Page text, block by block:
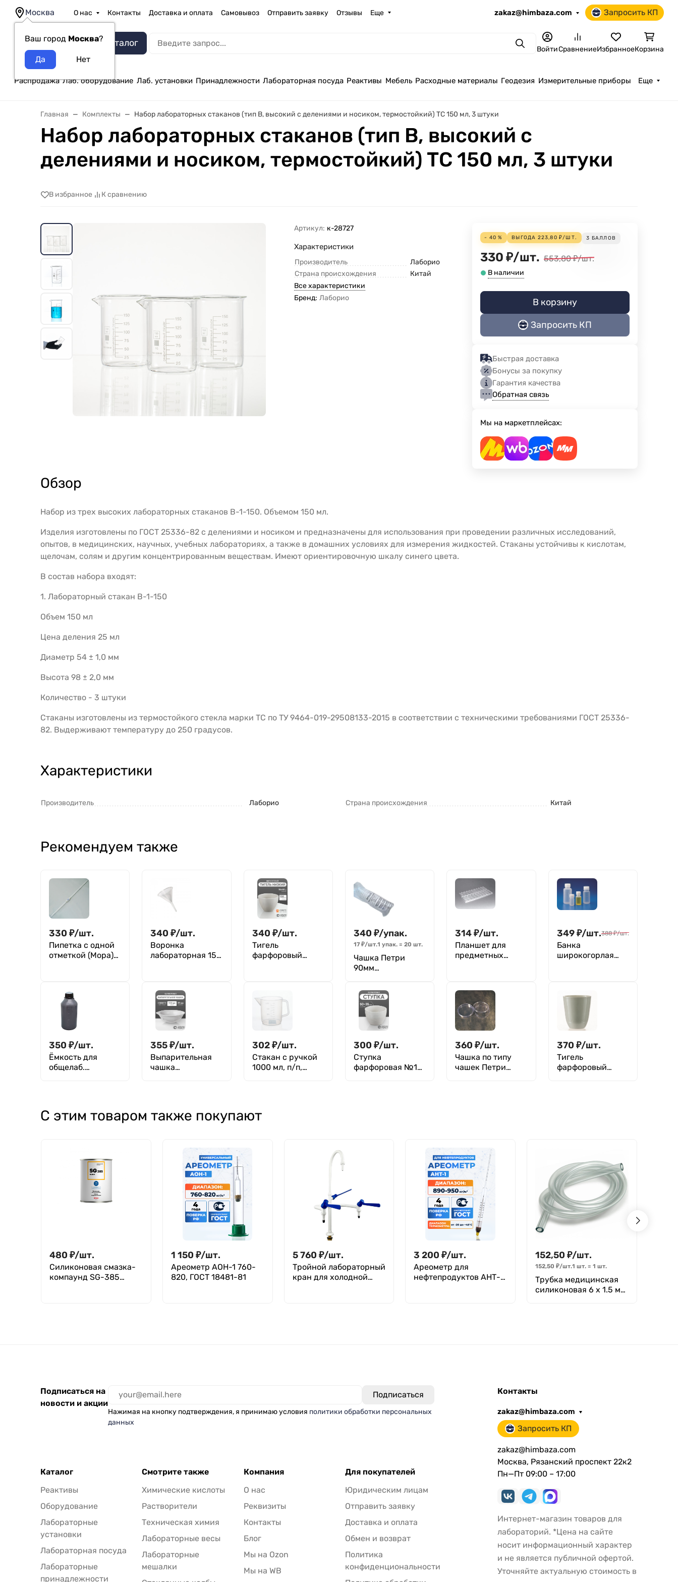
Москва
Ваш город Москва?
О нас Контакты Доставка и оплата Самовывоз Отправить заявку Отзывы Еще zakaz@himbaza.com Запросить КП
Каталог ПоискВойтиСравнениеИзбранноеКорзина
Распродажа Лаб. оборудование Лаб. установки Принадлежности Лабораторная посуда Реактивы Мебель Расходные материалы Геодезия Измерительные приборы Еще
Главная Комплекты Набор лабораторных стаканов (тип В, высокий с делениями и носиком, термостойкий) ТС 150 мл, 3 штуки
Набор лабораторных стаканов (тип В, высокий с
делениями и носиком, термостойкий) ТС 150 мл, 3 штуки
В избранное К сравнению
Артикул: к-28727
Характеристики
Производитель
Лаборио
Страна происхождения
Китай
Все характеристики
Бренд: Лаборио
- 40 % ВЫГОДА 223,80 ₽/ШТ. 3 БАЛЛОВ
330 ₽/шт. 553,80 ₽/шт.
В наличии
В корзину
Запросить КП
Быстрая доставка
Бонусы за покупку
Гарантия качества
Обратная связь
Мы на маркетплейсах:
Обзор
Набор из трех высоких лабораторных стаканов В-1-150. Объемом 150 мл.
Изделия изготовлены по ГОСТ 25336-82 с делениями и носиком и предназначены для использования при проведении различных исследований,
опытов, в медицинских, научных, учебных лабораториях, а также в домашних условиях для измерения жидкостей. Стаканы устойчивы к кислотам,
щелочам, солям и другим концентрированным веществам. Имеют ориентировочную шкалу синего цвета.
В состав набора входят:
1. Лабораторный стакан В-1-150
Объем 150 мл
Цена деления 25 мл
Диаметр 54 ± 1,0 мм
Высота 98 ± 2,0 мм
Количество - 3 штуки
Стаканы изготовлены из термостойкого стекла марки ТС по ТУ 9464-019-29508133-2015 в соответствии с техническими требованиями ГОСТ 25336-
82. Выдерживают температуру до 250 градусов.
Характеристики
Производитель Лаборио Страна происхождения Китай
Рекомендуем также
330 ₽/шт.
Пипетка с одной
отметкой (Мора)
340 ₽/шт.
Воронка
лабораторная 150
340 ₽/шт.
Тигель
фарфоровый
340 ₽/упак.
17 ₽/шт.1 упак.= 20 шт.
Чашка Петри
90мм
ЧБН1-В-14×90
Перинт, уп. 20 шт.
314₽/шт.
Планшет для
предметных
349₽/шт.388 ₽/шт.
Банка
широкогорлая
Kartell
350 ₽/шт.
Ёмкость для
общелаб.
серый, п/эт,
355₽/шт.
Выпарительная
чашка
302₽/шт.
Стакан с ручкой
1000 мл, п/п,
300 ₽/шт.
Ступка
фарфоровая №1
360 ₽/шт.
Чашка по типу
чашек Петри
370 ₽/шт.
Тигель
фарфоровый
С этим товаром также покупают
480 ₽/шт.
Силиконовая смазка-
компаунд SG-385
1 150 ₽/шт.
Ареометр АОН-1 760-
820, ГОСТ 18481-81
5 760 ₽/шт.
Тройной лабораторный
кран для холодной
3 200 ₽/шт.
Ареометр для
нефтепродуктов АНТ-1
152,50 ₽/шт.
152,50 ₽/шт.1 шт. =1 шт.
Трубка медицинская
силиконовая 6 х 1.5 мм
Подписаться на
новости и акции
Нажимая на кнопку подтверждения, я принимаю условия политики обработки персональных
данных
Каталог
Реактивы
Оборудование
Лабораторные
установки
Лабораторная посуда
Лабораторные
принадлежности
Смотрите также
Химические кислоты
Растворители
Техническая химия
Лабораторные весы
Лабораторные
мешалки
Компания
О нас
Реквизиты
Контакты
Блог
Мы на Ozon
Мы на WB
Для покупателей
Юридическим лицам
Отправить заявку
Доставка и оплата
Обмен и возврат
Политика
конфиденциональности
Контакты
zakaz@himbaza.com
Запросить КП
zakaz@himbaza.com
Москва, Рязанский проспект 22к2
Пн—Пт 09:00 – 17:00
Интернет-магазин товаров для
лабораторий. *Цена на сайте
носит информационный характер
и не является публичной офертой.
Уточняйте актуальную стоимость в